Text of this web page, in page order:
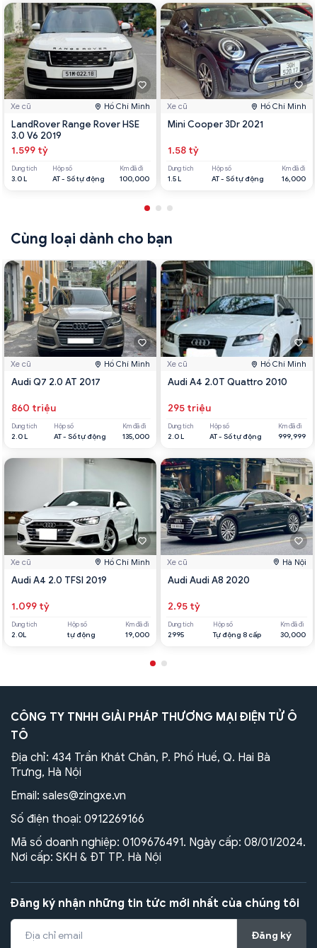
Xe cũ Hồ Chí Minh
LandRover Range Rover HSE
3.0 V6 2019
1.599 tỷ
Dung tích
3.0 L
Hộp số
AT - Số tự động
Km đã đi
100,000
Xe cũ Hồ Chí Minh
Mini Cooper 3Dr 2021
1.58 tỷ
Dung tích
1.5 L
Hộp số
AT - Số tự động
Km đã đi
16,000
Cùng loại dành cho bạn
Xe cũ Hồ Chí Minh
Audi Q7 2.0 AT 2017
860 triệu
Dung tích
2.0 L
Hộp số
AT - Số tự động
Km đã đi
135,000
Xe cũ Hồ Chí Minh
Audi A4 2.0 TFSI 2019
1.099 tỷ
Dung tích
2.0L
Hộp số
tự động
Km đã đi
19,000
Xe cũ Hồ Chí Minh
Audi A4 2.0T Quattro 2010
295 triệu
Dung tích
2.0 L
Hộp số
AT - Số tự động
Km đã đi
999,999
Xe cũ Hà Nội
Audi Audi A8 2020
2.95 tỷ
Dung tích
2995
Hộp số
Tự động 8 cấp
Km đã đi
30,000
CÔNG TY TNHH GIẢI PHÁP THƯƠNG MẠI ĐIỆN TỬ Ô
TÔ
Địa chỉ: 434 Trần Khát Chân, P. Phố Huế, Q. Hai Bà
Trưng, Hà Nội
Email: sales@zingxe.vn
Số điện thoại: 0912269166
Mã số doanh nghiệp: 0109676491. Ngày cấp: 08/01/2024.
Nơi cấp: SKH & ĐT TP. Hà Nội
Đăng ký nhận những tin tức mới nhất của chúng tôi
Đăng ký